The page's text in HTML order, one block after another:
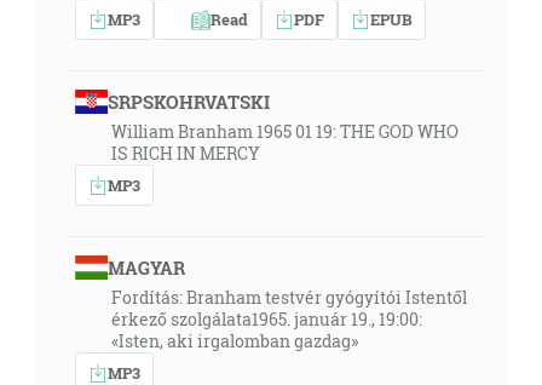
MP3 Read PDF EPUB
SRPSKOHRVATSKI
William Branham 1965 01 19: THE GOD WHO
IS RICH IN MERCY
MP3
MAGYAR
Fordítás: Branham testvér gyógyítói Istentől
érkező szolgálata1965. január 19., 19:00:
«Isten, aki irgalomban gazdag»
MP3